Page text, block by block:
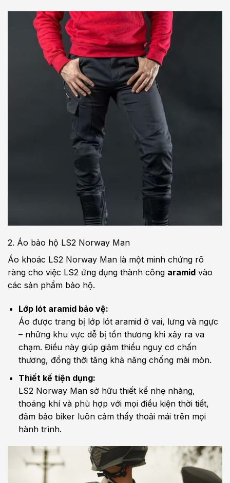
2. Áo bảo hộ LS2 Norway Man
Áo khoác LS2 Norway Man là một minh chứng rõ
ràng cho việc LS2 ứng dụng thành công aramid vào
các sản phẩm bảo hộ.
Lớp lót aramid bảo vệ:
Áo được trang bị lớp lót aramid ở vai, lưng và ngực
– những khu vực dễ bị tổn thương khi xảy ra va
chạm. Điều này giúp giảm thiểu nguy cơ chấn
thương, đồng thời tăng khả năng chống mài mòn.
Thiết kế tiện dụng:
LS2 Norway Man sở hữu thiết kế nhẹ nhàng,
thoáng khí và phù hợp với mọi điều kiện thời tiết,
đảm bảo biker luôn cảm thấy thoải mái trên mọi
hành trình.